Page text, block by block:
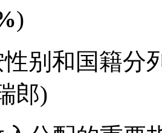
)
性别和国籍分
郎)